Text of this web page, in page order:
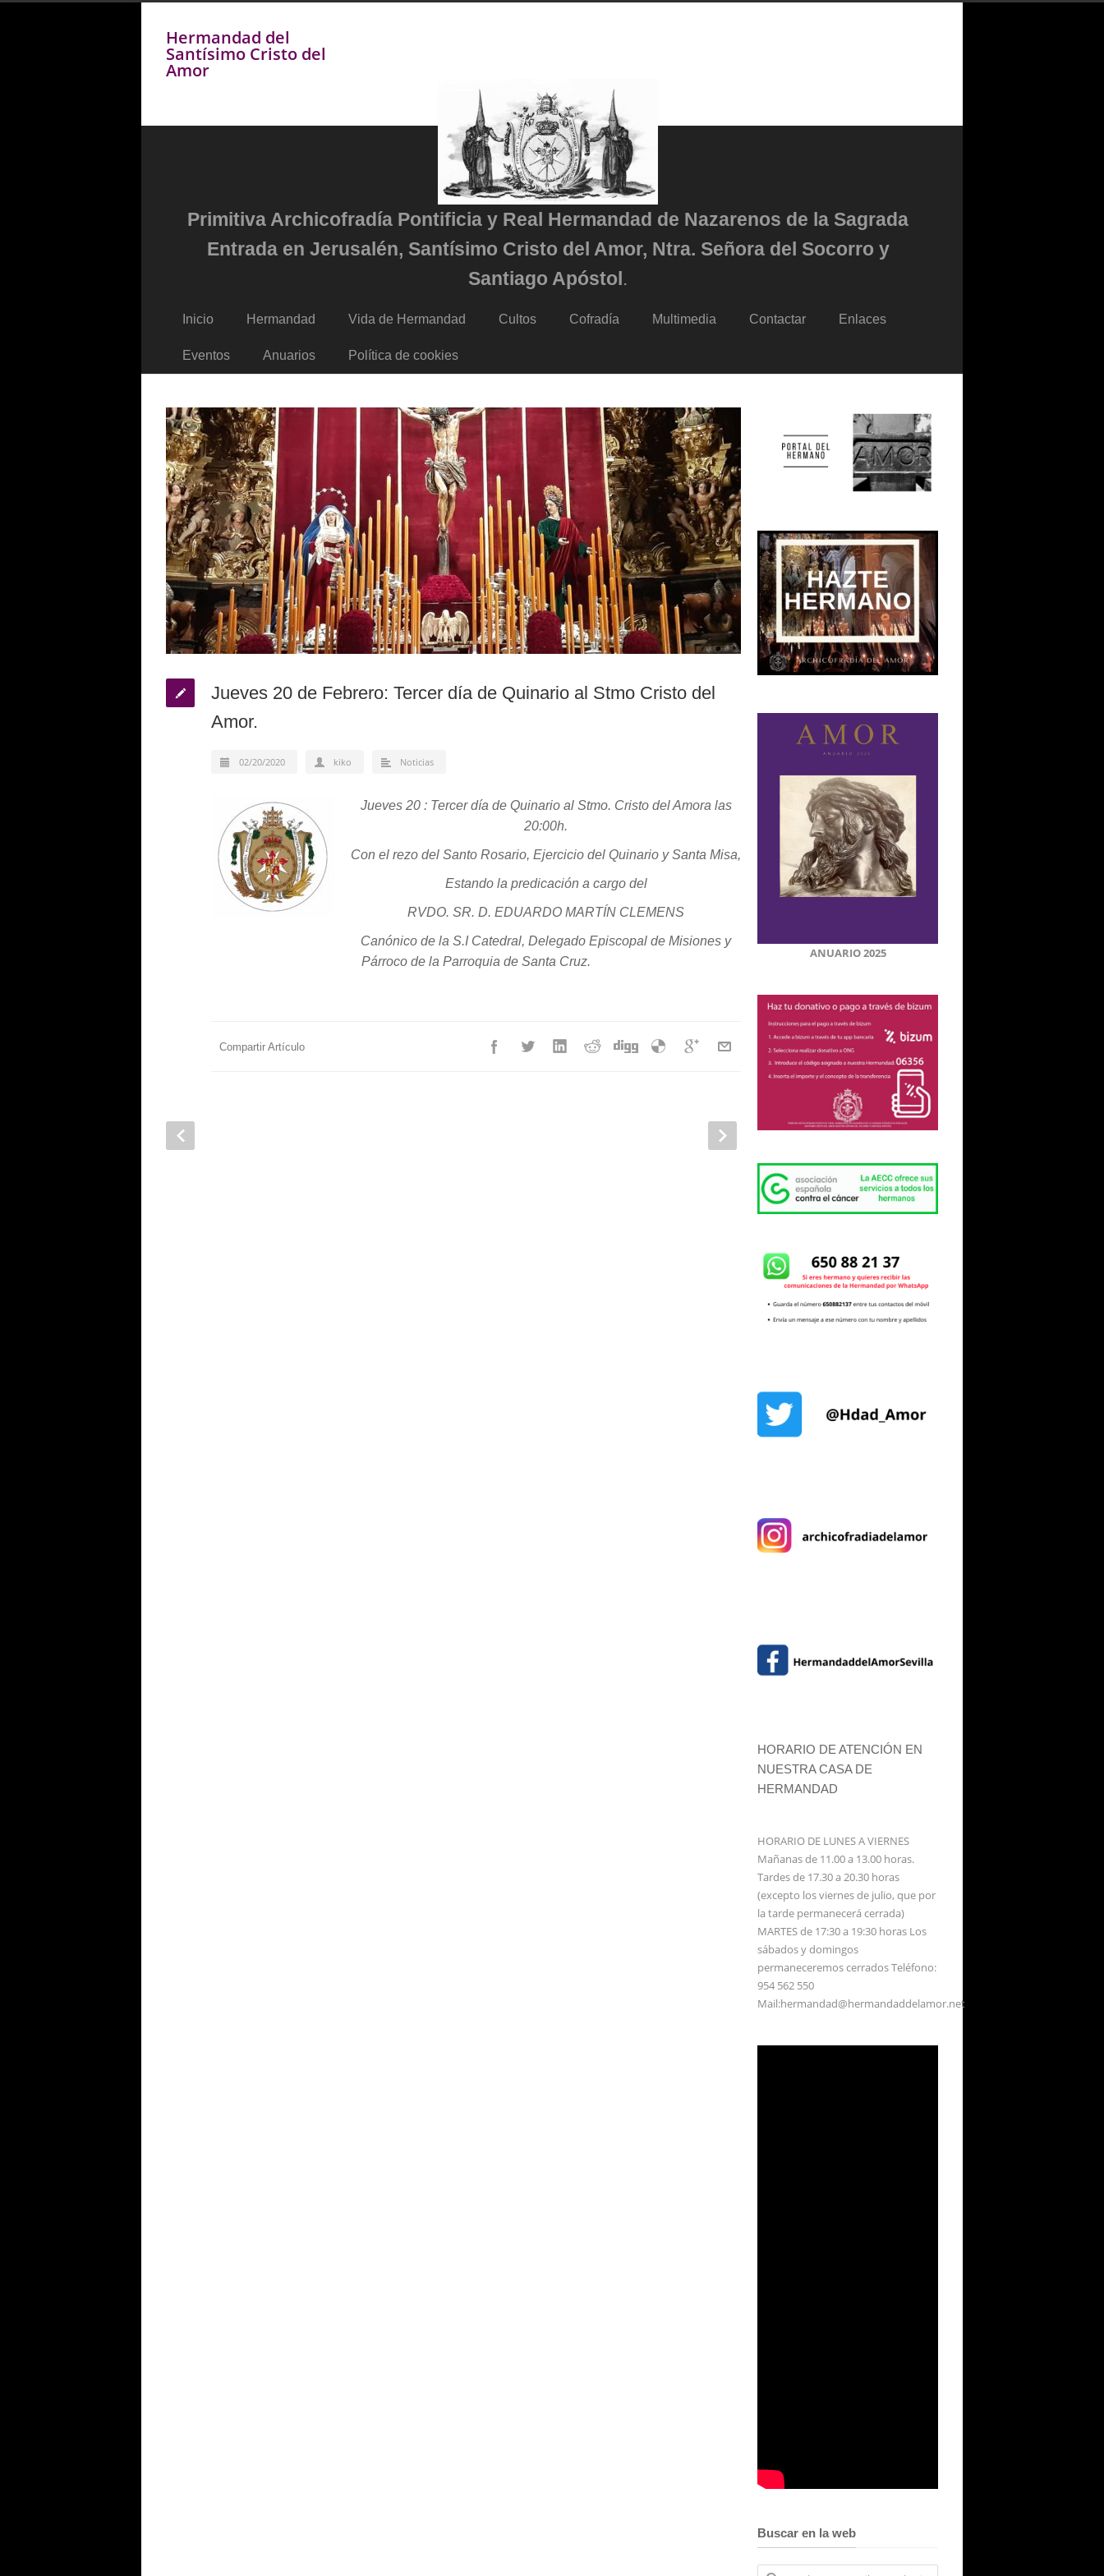
Hermandad del
Santísimo Cristo del
Amor
Primitiva Archicofradía Pontificia y Real Hermandad de Nazarenos de la Sagrada
Entrada en Jerusalén, Santísimo Cristo del Amor, Ntra. Señora del Socorro y
Santiago Apóstol.
Inicio Hermandad Vida de Hermandad Cultos Cofradía Multimedia Contactar Enlaces
Eventos Anuarios Política de cookies
Jueves 20 de Febrero: Tercer día de Quinario al Stmo Cristo del
Amor.
02/20/2020 kiko Noticias
Jueves 20 : Tercer día de Quinario al Stmo. Cristo del Amora las
20:00h.
Con el rezo del Santo Rosario, Ejercicio del Quinario y Santa Misa,
Estando la predicación a cargo del
RVDO. SR. D. EDUARDO MARTÍN CLEMENS
Canónico de la S.I Catedral, Delegado Episcopal de Misiones y
Párroco de la Parroquia de Santa Cruz.
Compartir Artículo
ANUARIO 2025
HORARIO DE ATENCIÓN EN
NUESTRA CASA DE
HERMANDAD
HORARIO DE LUNES A VIERNES
Mañanas de 11.00 a 13.00 horas.
Tardes de 17.30 a 20.30 horas
(excepto los viernes de julio, que por
la tarde permanecerá cerrada)
MARTES de 17:30 a 19:30 horas Los
sábados y domingos
permaneceremos cerrados Teléfono:
954 562 550
Mail:hermandad@hermandaddelamor.net
Buscar en la web